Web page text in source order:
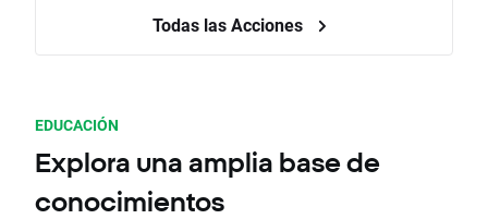
Todas las Acciones
EDUCACIÓN
Explora una amplia base de
conocimientos